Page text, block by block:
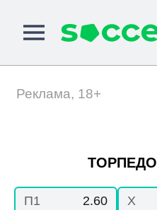
ТОРПЕДО
Реклама, 18+
П1 2.60 X